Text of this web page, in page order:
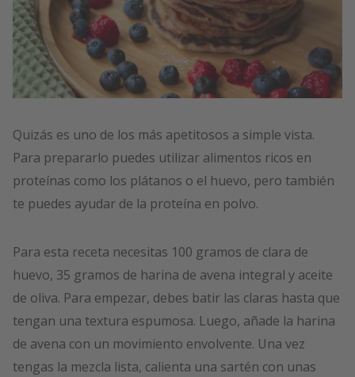
Quizás es uno de los más apetitosos a simple vista.
Para prepararlo puedes utilizar alimentos ricos en
proteínas como los plátanos o el huevo, pero también
te puedes ayudar de la proteína en polvo.
Para esta receta necesitas 100 gramos de clara de
huevo, 35 gramos de harina de avena integral y aceite
de oliva. Para empezar, debes batir las claras hasta que
tengan una textura espumosa. Luego, añade la harina
de avena con un movimiento envolvente. Una vez
tengas la mezcla lista, calienta una sartén con unas